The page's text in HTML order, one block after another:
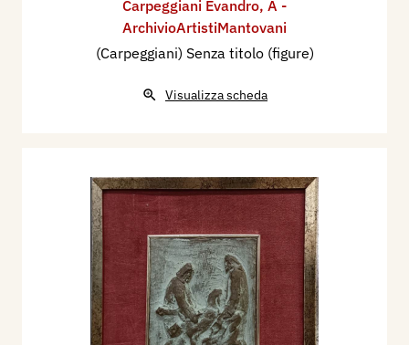
Carpeggiani Evandro, A -
ArchivioArtistiMantovani
(Carpeggiani) Senza titolo (figure)
Visualizza scheda